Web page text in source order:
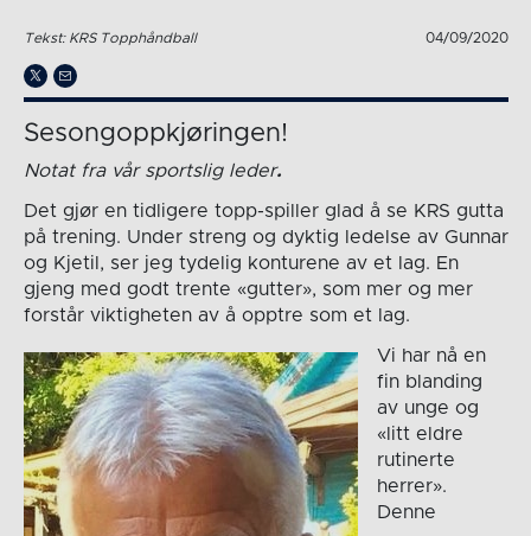
Tekst: KRS Topphåndball 04/09/2020
Sesongoppkjøringen!
Notat fra vår sportslig leder.
Det gjør en tidligere topp-spiller glad å se KRS gutta
på trening. Under streng og dyktig ledelse av Gunnar
og Kjetil, ser jeg tydelig konturene av et lag. En
gjeng med godt trente «gutter», som mer og mer
forstår viktigheten av å opptre som et lag.
Vi har nå en
fin blanding
av unge og
«litt eldre
rutinerte
herrer».
Denne